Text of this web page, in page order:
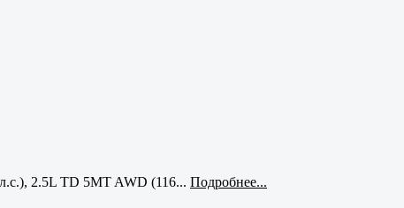
2.5L TD 5MT AWD (116... Подробнее...